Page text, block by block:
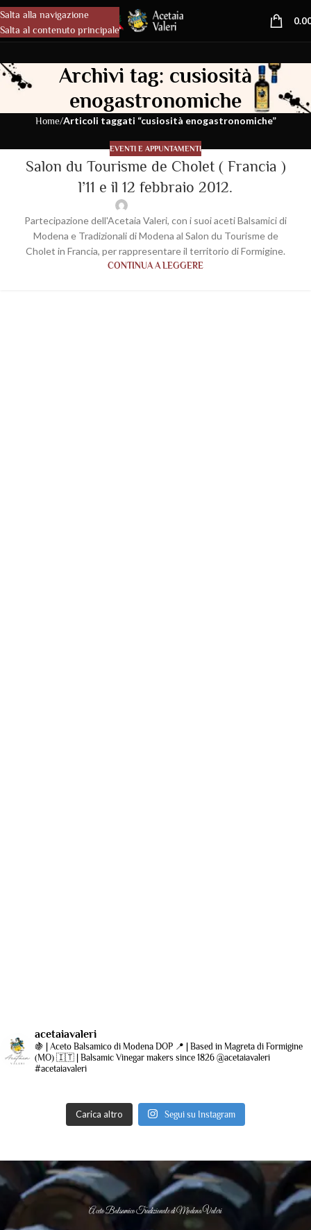
Salta alla navigazione
Salta al contenuto principale
MENU
Archivi tag: cusiosità
enogastronomiche
Home/Articoli taggati “cusiosità enogastronomiche”
EVENTI E APPUNTAMENTI
Salon du Tourisme de Cholet ( Francia )
l’11 e il 12 febbraio 2012.
wp-acetaiavaleri
Partecipazione dell'Acetaia Valeri, con i suoi aceti Balsamici di
Modena e Tradizionali di Modena al Salon du Tourisme de
Cholet in Francia, per rappresentare il territorio di Formigine.
CONTINUA A LEGGERE
acetaiavaleri
🍇 | Aceto Balsamico di Modena DOP 📍 | Based in Magreta di Formigine
(MO) 🇮🇹 | Balsamic Vinegar makers since 1826 @acetaiavaleri
#acetaiavaleri
Carica altro Segui su Instagram
Aceto Balsamico Tradizionale di Modena Valeri